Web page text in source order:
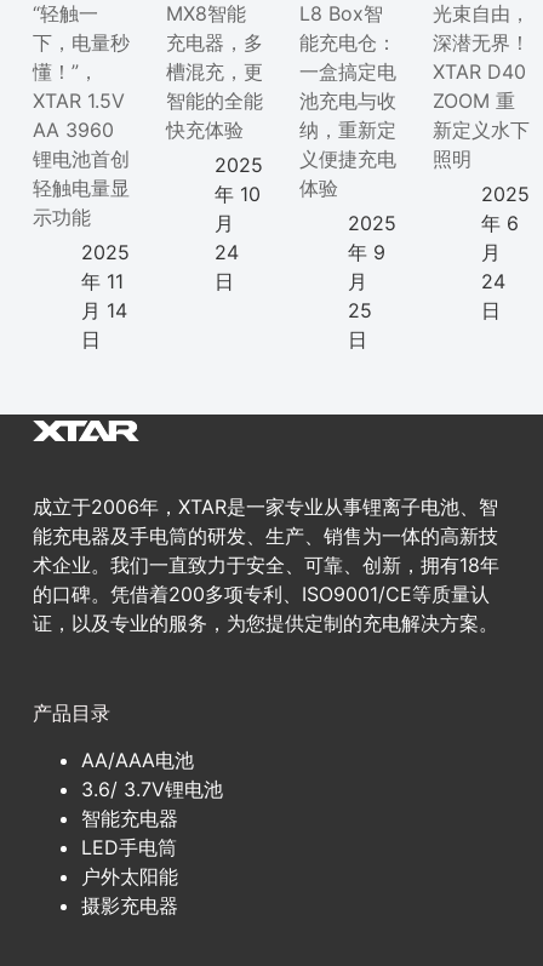
“轻触一
下，电量秒
懂！”，
XTAR 1.5V
AA 3960
锂电池首创
轻触电量显
示功能
2025
年 11
月 14
日
MX8智能
充电器，多
槽混充，更
智能的全能
快充体验
2025
年 10
月
24
日
L8 Box智
能充电仓：
一盒搞定电
池充电与收
纳，重新定
义便捷充电
体验
2025
年 9
月
25
日
光束自由，
深潜无界！
XTAR D40
ZOOM 重
新定义水下
照明
2025
年 6
月
24
日
成立于2006年，XTAR是一家专业从事锂离子电池、智
能充电器及手电筒的研发、生产、销售为一体的高新技
术企业。我们一直致力于安全、可靠、创新，拥有18年
的口碑。凭借着200多项专利、ISO9001/CE等质量认
证，以及专业的服务，为您提供定制的充电解决方案。
产品目录
AA/AAA电池
3.6/ 3.7V锂电池
智能充电器
LED手电筒
户外太阳能
摄影充电器